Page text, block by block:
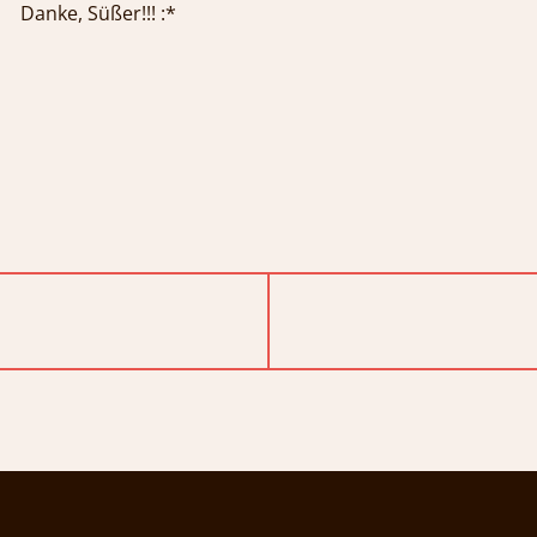
Danke, Süßer!!! :*
POST: